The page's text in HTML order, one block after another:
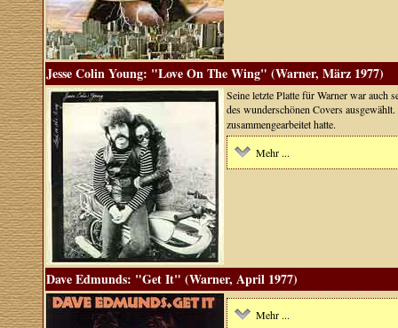
Jesse Colin Young: "Love On The Wing" (Warner, März 1977)
Seine letzte Platte für Warner war auch
des wunderschönen Covers
zusammengearbeitet hatte.
Mehr ...
Dave Edmunds: "Get It" (Warner, April 1977)
Mehr ...